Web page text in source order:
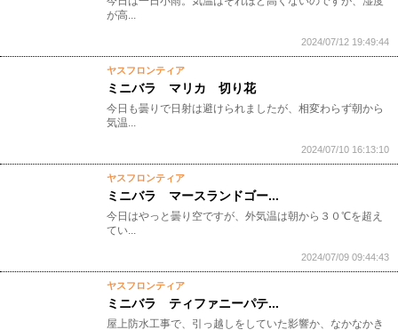
が高...
2024/07/12 19:49:44
ヤスフロンティア
ミニバラ マリカ 切り花
今日も曇りで日射は避けられましたが、相変わらず朝から
気温...
2024/07/10 16:13:10
ヤスフロンティア
ミニバラ マースランドゴー...
今日はやっと曇り空ですが、外気温は朝から３０℃を超え
てい...
2024/07/09 09:44:43
ヤスフロンティア
ミニバラ ティファニーパテ...
屋上防水工事で、引っ越しをしていた影響か、なかなかき